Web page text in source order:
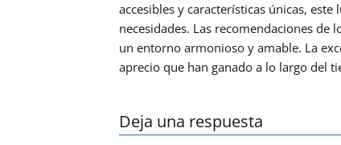
accesibles y características únicas,
necesidades. Las recomendaciones
un entorno armonioso y amable. La
aprecio que han ganado a lo largo del
Deja una respuesta